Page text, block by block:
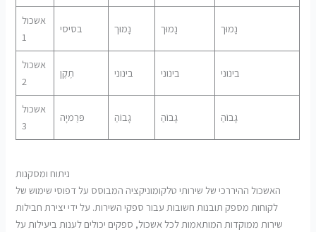
אשכול
1
בסיסי נָמוּך נָמוּך נָמוּך
אשכול
2
תֶקֶן בינוני בינוני בינוני
אשכול
3
פּרֶמיָה גָבוֹהַ גָבוֹהַ גָבוֹהַ
ניתוח ומסקנות
האשכול ההיררכי של שירותי טלקומוניקציה המבוסס על דפוסי שימוש של
לקוחות מספק תובנות חשובות עבור ספקי השירות. על ידי יצירת חבילות
שירות ממוקדות המותאמות לכל אשכול, ספקים יכולים לענות ביעילות על